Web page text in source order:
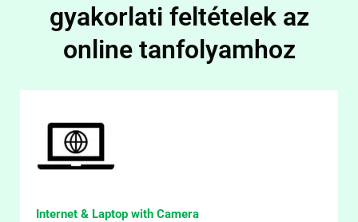
gyakorlati feltételek az
online tanfolyamhoz
Internet & Laptop with Camera